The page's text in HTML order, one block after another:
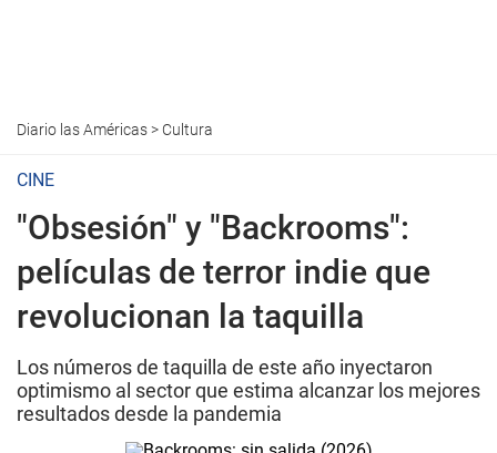
Diario las Américas> Cultura
CINE
"Obsesión" y "Backrooms":
películas de terror indie que
revolucionan la taquilla
Los números de taquilla de este año inyectaron
optimismo al sector que estima alcanzar los mejores
resultados desde la pandemia